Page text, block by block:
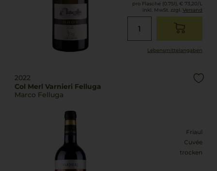
pro Flasche (0.75l), € 73,20/L
inkl. MwSt. zzgl. Versand
Lebensmittel­angaben
2022
Col Merl Varnieri Felluga
Marco Felluga
Friaul
Cuvée
trocken